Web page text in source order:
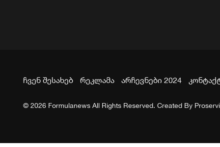
ჩვენ შესახებ რეკლამა არჩევნები 2024
© 2026 Formulanews All Rights Reserved. Created By